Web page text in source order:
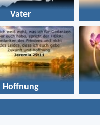
Vater
Hoffnung